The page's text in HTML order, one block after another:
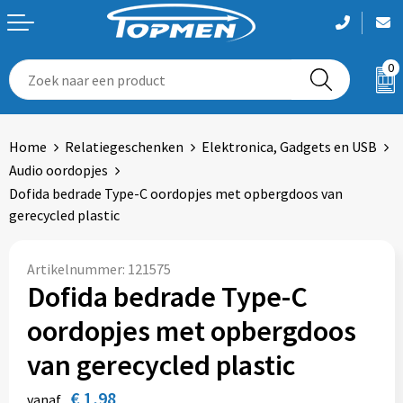
0
Aanstekers
Bidons en Sportflessen
Elektronica, Gadgets en USB
Fitness
Huis, Tuin en Keuken
Kantoor en Zakelijk
Accessoires voor tassen
Autotassen
Boodschappentassen
Crossbody tassen
Documententassen
Draagtassen
Armwarmers
Bodywarmers
Broeken
Handschoenen en Sjaals
Jassen
Kleding sets
Been- en voetbescherming
Bodywarmers
Broeken en Rokken
Gereedschap
Gilets
Handschoenen en Sjaals
Badtextiel en Douche
Blazers
Bodywarmers
Caps, Hoeden en Mutsen
Dekens, Fleecedekens en Kussens
Gezichtsmaskers en mondkapjes
Home Relatiegeschenken
Elektronica, Gadgets en USB
Audio oordopjes
Dofida bedrade Type-C oordopjes met opbergdoos van
gerecycled plastic
Artikelnummer: 121575
Dofida bedrade Type-C
oordopjes met opbergdoos
van gerecycled plastic
vanaf € 1,98